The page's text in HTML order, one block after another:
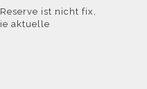
ist nicht fix,
aktuelle